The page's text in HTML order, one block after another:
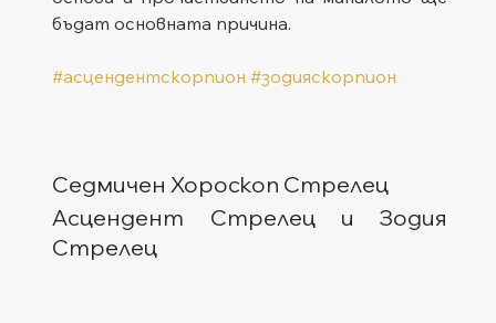
бъдат основната причина.
#асцендентскорпион #зодияскорпион
Седмичен Хороскоп Стрелец
Асцендент Стрелец и Зодия
Стрелец